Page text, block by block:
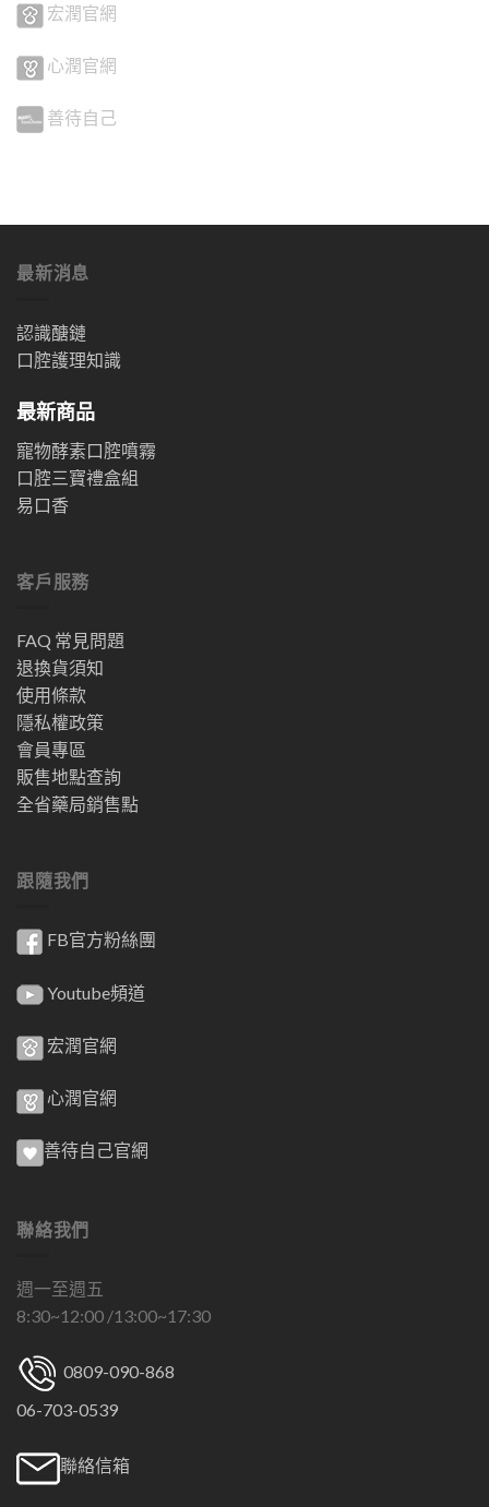
宏潤官網
心潤官網
善待自己
最新消息
認識醣鏈
口腔護理知識
最新商品
寵物酵素口腔噴霧
口腔三寶禮盒組
易口香
客戶服務
FAQ 常見問題
退換貨須知
使用條款
隱私權政策
會員專區
販售地點查詢
全省藥局銷售點
跟隨我們
FB官方粉絲團
Youtube頻道
宏潤官網
心潤官網
善待自己官網
聯絡我們
週一至週五
8:30~12:00 /13:00~17:30
0809-090-868
06-703-0539
聯絡信箱